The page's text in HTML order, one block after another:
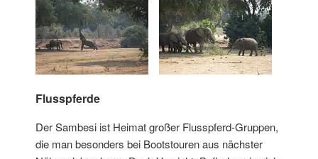
Flusspferde
Der Sambesi ist Heimat großer Flusspferd-Gruppen,
die man besonders bei Bootstouren aus nächster